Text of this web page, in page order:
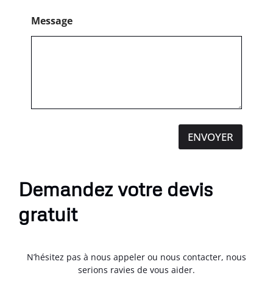
Demandez votre devis
gratuit
N’hésitez pas à nous appeler ou nous contacter, nous
serions ravies de vous aider.
Message
ENVOYER